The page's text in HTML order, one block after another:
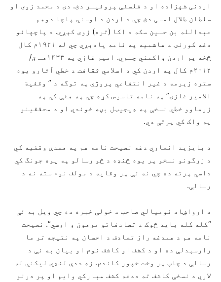
اردنی شهزاده او د فلسفې پروفیسر دئ. دی د محمد زوی او
سلطان طلال لمسی دئ چي د اردن د اوسني پاچا دوهم
عبدالله بن حسین سکه د اکا (تره) زوی کېږي. د پاچهانو
دغه کورنۍ د هاشمیه په نامه یادېږي چي له ۱۹۲۱م کال
څخه پر اردن واکمني چلوي. امیر غازي په ۱۴۳۳هـ ق/
۲۰۱۲م کال په اردن کي د اسلامي ثقافت د خطي آثارو یوه
ستره زېرمه د غیر انتفاعي پروژې په توگه د ” وقفیة
الامیر غازی” په نامه تاسیس کړه چي په هغې کي په
زرهاوو خطي نسخې په ډیجیټل بڼه خوندي او د محققینو
په واک کي پرتې دي.
د بایزید انصاري دغه نصیحت نامه هم په همدې وقفیه کي
د زرگونو نسخو پر یوه څنډه د څو رسالو په یوه جونگ کي
داسي پرته ده چي نه ئې پر وقایه د مولف نوم سته نه د
رسالې.
د ارواښاد نومیالي صاحب د خولې خبره ده چي ویل به ئې
“کله کله باید څوک د تصادفاتو مرهون و اوسي”. نصیحت
نامه هم د همدغه راز تصادف د احسان په نتیجه تر ما
رارسېدلې ده او د کشف او کاشف نوم او بیان به ئې د
رسالې د چاپ پر وخت خپور کاندم. زه ددې لنډي لیکني له
لاري د نسخې کاشف ته ددغه کشف مبارکي وایم او پر درنو